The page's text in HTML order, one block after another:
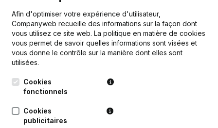
Publicationsde Neoprojects Consult
Date Publication
22-11-2023
Statuts (Traduction, Coordination,
Autres Modifications, …) -
Afin d'optimiser votre expérience d'utilisateur,
Companyweb recueille des informations sur la façon dont
vous utilisez ce site web. La politique en matière de cookies
vous permet de savoir quelles informations sont visées et
vous donne le contrôle sur la manière dont elles sont
utilisées.
Cookies
fonctionnels
Cookies
publicitaires